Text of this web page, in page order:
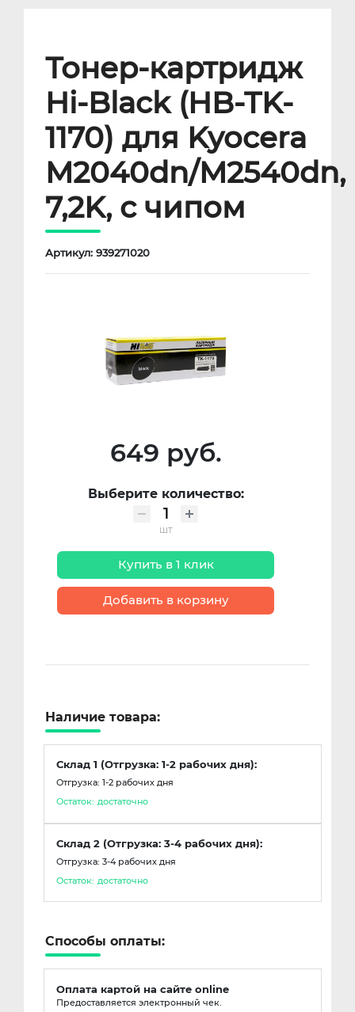
Тонер-картридж
Hi-Black (HB-TK-
1170) для Kyocera
M2040dn/M2540dn,
7,2K, с чипом
Артикул: 939271020
649 руб.
Выберите количество:
шт
Купить в 1 клик
Добавить в корзину
Наличие товара:
Склад 1 (Отгрузка: 1-2 рабочих дня):
Отгрузка: 1-2 рабочих дня
Остаток: достаточно
Склад 2 (Отгрузка: 3-4 рабочих дня):
Отгрузка: 3-4 рабочих дня
Остаток: достаточно
Способы оплаты:
Оплата картой на сайте online
Предоставляется электронный чек.